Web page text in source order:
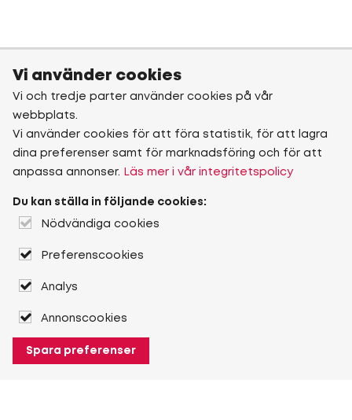
Vi använder cookies
Vi och tredje parter använder cookies på vår
webbplats.
Vi använder cookies för att föra statistik, för att lagra
dina preferenser samt för marknadsföring och för att
anpassa annonser.
Läs mer i vår integritetspolicy
Du kan ställa in följande cookies:
Nödvändiga cookies
Preferenscookies
Analys
Annonscookies
Spara preferenser